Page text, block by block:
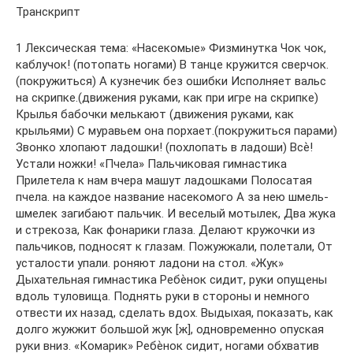
Транскрипт
1 Лексическая тема: «Насекомые» Физминутка Чок чок,
каблучок! (потопать ногами) В танце кружится сверчок.
(покружиться) А кузнечик без ошибки Исполняет вальс
на скрипке.(движения руками, как при игре на скрипке)
Крылья бабочки мелькают (движения руками, как
крыльями) С муравьем она порхает.(покружиться парами)
Звонко хлопают ладошки! (похлопать в ладоши) Всѐ!
Устали ножки! «Пчела» Пальчиковая гимнастика
Прилетела к нам вчера машут ладошками Полосатая
пчела. на каждое название насекомого А за нею шмель-
шмелек загибают пальчик. И веселый мотылек, Два жука
и стрекоза, Как фонарики глаза. Делают кружочки из
пальчиков, подносят к глазам. Пожужжали, полетали, От
усталости упали. роняют ладони на стол. «Жук»
Дыхательная гимнастика Ребѐнок сидит, руки опущены
вдоль туловища. Поднять руки в стороны и немного
отвести их назад, сделать вдох. Выдыхая, показать, как
долго жужжит большой жук [ж], одновременно опуская
руки вниз. «Комарик» Ребѐнок сидит, ногами обхватив